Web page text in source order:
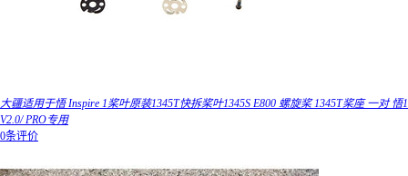
大疆适用于悟 Inspire 1桨叶原装1345T快拆桨叶1345S E800 螺旋桨 1345T桨座 一对 悟1
V2.0/ PRO专用
0条评价